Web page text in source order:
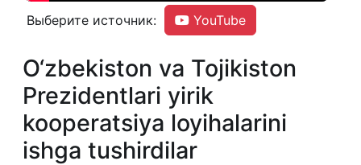
Выберите источник: YouTube
O‘zbekiston va Tojikiston
Prezidentlari yirik
kooperatsiya loyihalarini
ishga tushirdilar